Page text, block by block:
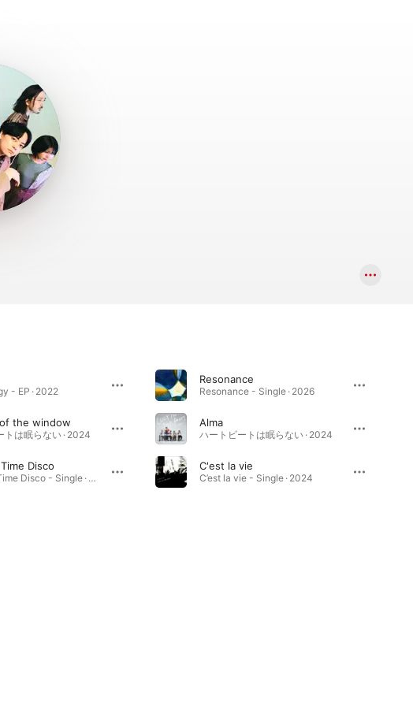
- EP · 2022
the window
トは眠らない · 2024
Disco
Summer Time Disco - Single · 2026
Resonance
Resonance - Single · 2026
Alma
ハートビートは眠らない · 2024
C'est la vie
C’est la vie - Single · 2024